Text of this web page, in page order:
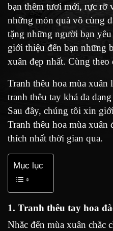
bạn thêm tươi mới, rực rỡ
những món quà vô cùng
tặng những người bạn
giới thiệu đến bạn những
xuân đẹp nhất. Cùng theo
Tranh thêu hoa mùa xuân
tranh thêu tay khá đa
Sau đây, chúng tôi xin
Tranh thêu hoa mùa xuân
thích nhất thời gian qua.
Mục lục
1. Tranh thêu tay hoa
Nhắc đến mùa xuân chắc